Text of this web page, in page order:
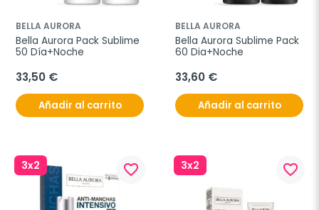
BELLA AURORA
Bella Aurora Pack Sublime
50 Día+Noche
33,50 €
Añadir al carrito
BELLA AURORA
Bella Aurora Sublime Pack
60 Dia+Noche
33,60 €
Añadir al carrito
3x2 favorite_border 3x2 favorite_border